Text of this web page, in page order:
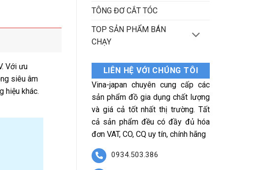
TÔNG ĐƠ CẮT TÓC
TOP SẢN PHẨM BÁN
CHẠY
LIÊN HỆ VỚI CHÚNG TÔI
Vina-japan chuyên cung cấp các
sản phẩm đồ gia dụng chất lượng
và giá cả tốt nhất thị trường. Tất
cả sản phẩm đều có đầy đủ hóa
đơn VAT, CO, CQ uy tín, chính hãng
0934.503.386
Với ưu
siêu âm
hiệu khác.